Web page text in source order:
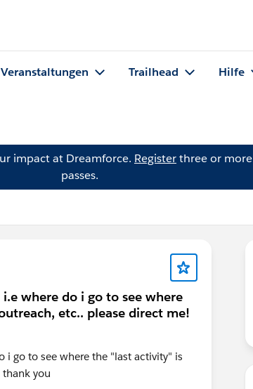
Veranstaltungen Trailhead Hilfe
impact at Dreamforce. Registerthree or
passes.
where do i go to see where
etc.. please direct me!
i go to see where the "last activity" is
you